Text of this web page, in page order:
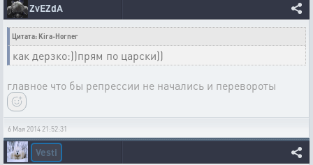
ZvEZdA
Цитата: Kira-Horner
как дерзко:))прям по царски))
главное что бы репрессии не начались и перевороты
6 Мая 2014 21:52:31
Vesti